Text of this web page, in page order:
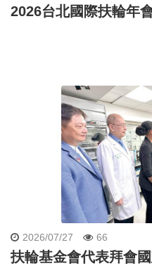
2026台北國際扶輪年
2026/07/27 66
扶輪基金會代表拜會